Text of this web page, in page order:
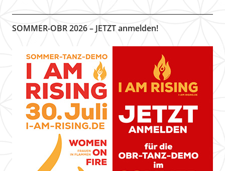
SOMMER-OBR 2026 – JETZT anmelden!